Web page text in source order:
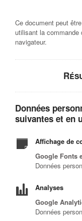
Ce document peut
utilisant la commande
navigateur.
Données
suivantes et en
Affichage de
Google Fonts
Données
Analyses
Google
Données